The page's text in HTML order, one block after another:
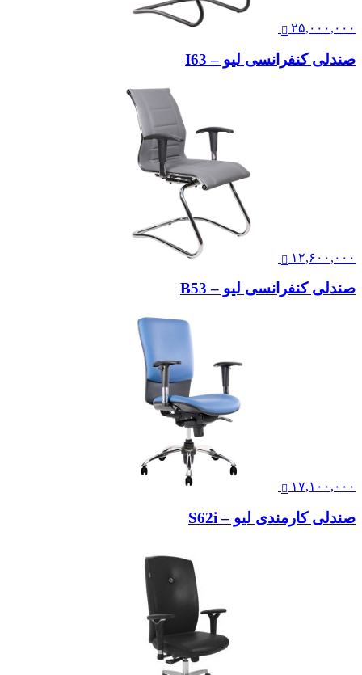
۲۵,۰۰۰,۰۰۰
صندلی کنفرانسی لیو – I63
۱۲,۶۰۰,۰۰۰
صندلی کنفرانسی لیو – B53
۱۷,۱۰۰,۰۰۰
صندلی کارمندی لیو – S62i